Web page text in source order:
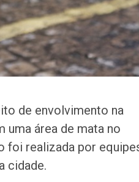
de envolvimento na
uma área de mata no
foi realizada por
cidade.
primeira
acontece nesta